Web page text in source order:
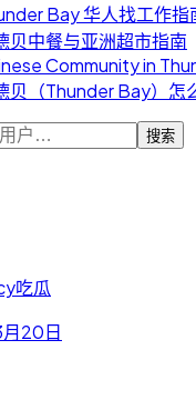
Bay 华人找工作指
贝中餐与亚洲超市指南
Community in
贝（Thunder Bay）怎
搜索
吃瓜
20日